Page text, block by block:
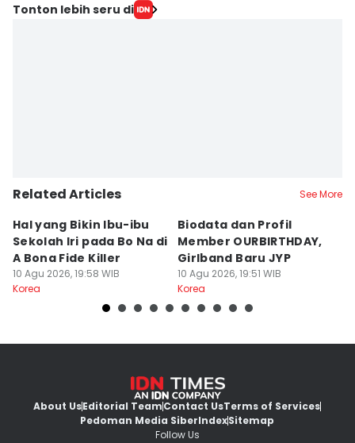
Tonton lebih seru di
Related Articles See More
Hal yang Bikin Ibu-ibu
Sekolah Iri pada Bo Na di
A Bona Fide Killer
10 Agu 2026, 19:58 WIB
Korea
Biodata dan Profil
Member OURBIRTHDAY,
Girlband Baru JYP
10 Agu 2026, 19:51 WIB
Korea
About UsEditorial TeamContact UsTerms of Services
Pedoman Media SiberIndexSitemap
Follow Us